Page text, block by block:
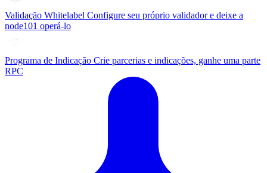
Validação Whitelabel Configure seu próprio validador e deixe a
node101 operá-lo
Programa de Indicação Crie parcerias e indicações, ganhe uma parte
RPC